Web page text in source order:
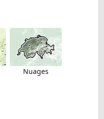
Nuages